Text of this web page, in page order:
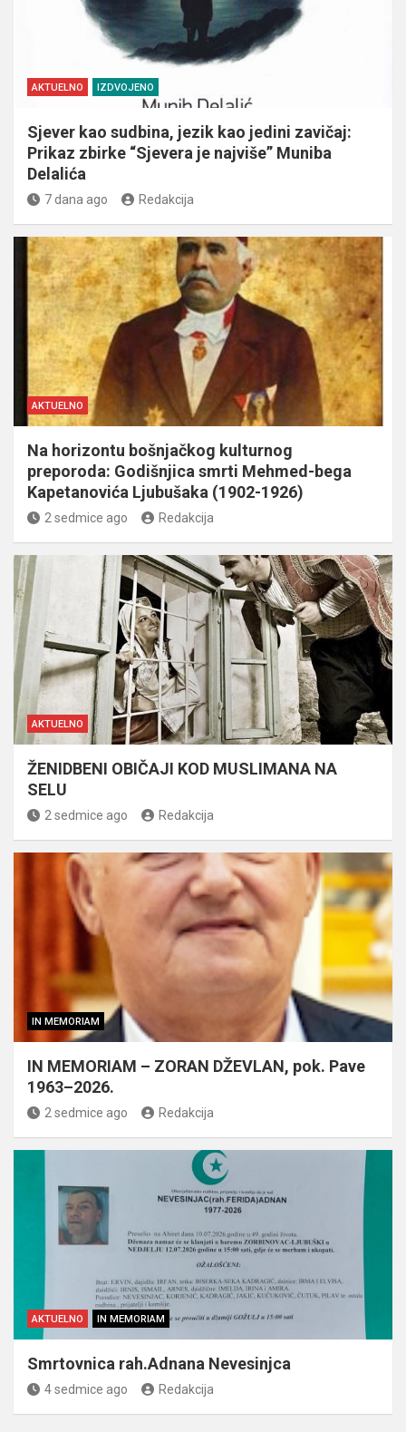
AKTUELNO IZDVOJENO
Sjever kao sudbina, jezik kao jedini zavičaj:
Prikaz zbirke “Sjevera je najviše” Muniba
Delalića
7 dana ago Redakcija
AKTUELNO
Na horizontu bošnjačkog kulturnog
preporoda: Godišnjica smrti Mehmed-bega
Kapetanovića Ljubušaka (1902-1926)
2 sedmice ago Redakcija
AKTUELNO
ŽENIDBENI OBIČAJI KOD MUSLIMANA NA
SELU
2 sedmice ago Redakcija
IN MEMORIAM
IN MEMORIAM – ZORAN DŽEVLAN, pok. Pave
1963–2026.
2 sedmice ago Redakcija
AKTUELNO IN MEMORIAM
Smrtovnica rah.Adnana Nevesinjca
4 sedmice ago Redakcija